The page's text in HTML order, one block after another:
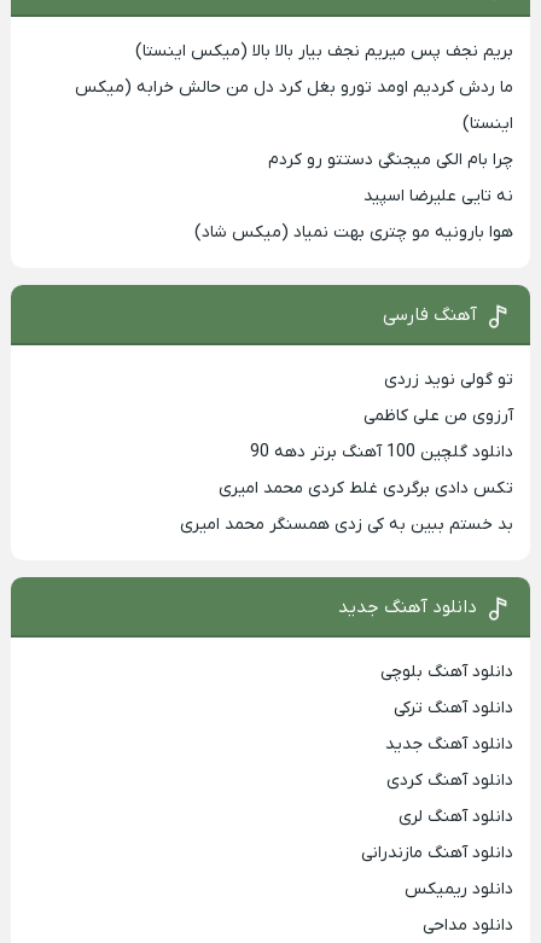
بریم نجف پس میریم نجف بیار بالا بالا (میکس اینستا)
ما ردش کردیم اومد تورو بغل کرد دل من حالش خرابه (میکس
اینستا)
چرا بام الکی میجنگی دستتو رو کردم
نه تایی علیرضا اسپید
هوا بارونیه مو چتری بهت نمیاد (میکس شاد)
آهنگ فارسی
تو گولی نوید زردی
آرزوی من علی کاظمی
دانلود گلچین 100 آهنگ برتر دهه 90
تکس دادی برگردی غلط کردی محمد امیری
بد خستم ببین به کی زدی همسنگر محمد امیری
دانلود آهنگ جدید
دانلود آهنگ بلوچی
دانلود آهنگ ترکی
دانلود آهنگ جدید
دانلود آهنگ کردی
دانلود آهنگ لری
دانلود آهنگ مازندرانی
دانلود ریمیکس
دانلود مداحی